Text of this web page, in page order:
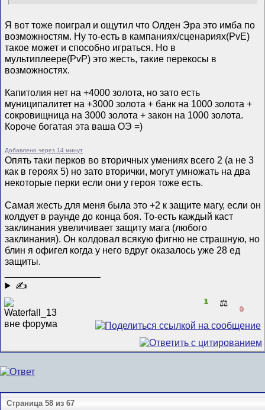
Я вот тоже поиграл и ощутил что Олден Эра это имба по
возможностям. Ну то-есть в кампаниях/сценариях(PvE)
такое может и способно играться. Но в
мультиплеере(PvP) это жесть, такие перекосы в
возможностях.
Капитолия нет на +4000 золота, но зато есть
муниципалитет на +3000 золота + банк на 1000 золота +
сокровищница на 3000 золота + закон на 1000 золота.
Короче богатая эта ваша ОЭ =)
Добавлено через 14 минут
Опять таки перков во вторичных умениях всего 2 (а не 3
как в героях 5) но зато вторички, могут умножать на два
некоторые перки если они у героя тоже есть.
Самая жесть для меня была это +2 к защите магу, если он
колдует в раунде до конца боя. То-есть каждый каст
заклинания увеличивает защиту мага (любого
заклинания). Он колдовал всякую фигню не страшную, но
блин я офигел когда у него вдруг оказалось уже 28 ед
защиты.
✍
1 ⚖️
0
Страница 58 из 67